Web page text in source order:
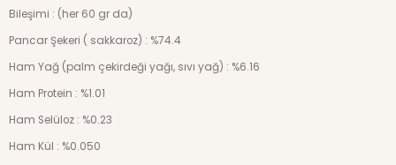
Bileşimi : (her 60 gr da)
Pancar Şekeri ( sakkaroz) : %74.4
Ham Yağ (palm çekirdeği yağı, sıvı yağ) : %6.16
Ham Protein : %1.01
Ham Selüloz : %0.23
Ham Kül : %0.050